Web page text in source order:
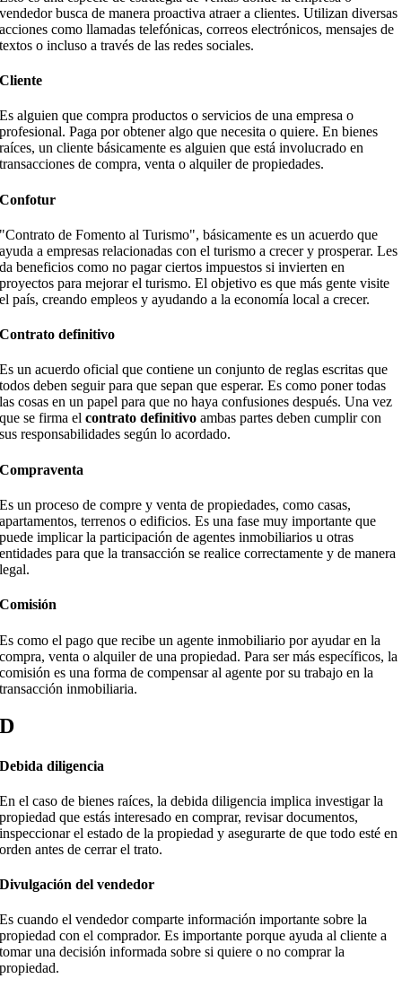
vendedor busca de manera proactiva atraer a clientes. Utilizan diversas
acciones como llamadas telefónicas, correos electrónicos, mensajes de
textos o incluso a través de las redes sociales.
Cliente
Es alguien que compra productos o servicios de una empresa o
profesional. Paga por obtener algo que necesita o quiere. En bienes
raíces, un cliente básicamente es alguien que está involucrado en
transacciones de compra, venta o alquiler de propiedades.
Confotur
"Contrato de Fomento al Turismo", básicamente es un acuerdo que
ayuda a empresas relacionadas con el turismo a crecer y prosperar. Les
da beneficios como no pagar ciertos impuestos si invierten en
proyectos para mejorar el turismo. El objetivo es que más gente visite
el país, creando empleos y ayudando a la economía local a crecer.
Contrato definitivo
Es un acuerdo oficial que contiene un conjunto de reglas escritas que
todos deben seguir para que sepan que esperar. Es como poner todas
las cosas en un papel para que no haya confusiones después. Una vez
que se firma elcontrato definitivo ambas partes deben cumplir con
sus responsabilidades según lo acordado.
Compraventa
Es un proceso de compre y venta de propiedades, como casas,
apartamentos, terrenos o edificios. Es una fase muy importante que
puede implicar la participación de agentes inmobiliarios u otras
entidades para que la transacción se realice correctamente y de manera
legal.
Comisión
Es como el pago que recibe un agente inmobiliario por ayudar en la
compra, venta o alquiler de una propiedad. Para ser más específicos, la
comisión es una forma de compensar al agente por su trabajo en la
transacción inmobiliaria.
D
Debida diligencia
En el caso de bienes raíces, la debida diligencia implica investigar la
propiedad que estás interesado en comprar, revisar documentos,
inspeccionar el estado de la propiedad y asegurarte de que todo esté en
orden antes de cerrar el trato.
Divulgación del vendedor
Es cuando el vendedor comparte información importante sobre la
propiedad con el comprador. Es importante porque ayuda al cliente a
tomar una decisión informada sobre si quiere o no comprar la
propiedad.